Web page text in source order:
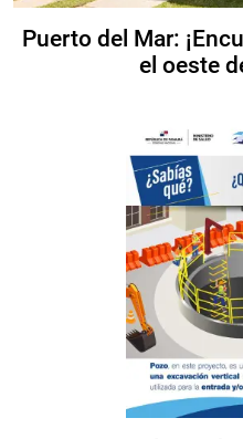
Puerto del Mar:
el oeste